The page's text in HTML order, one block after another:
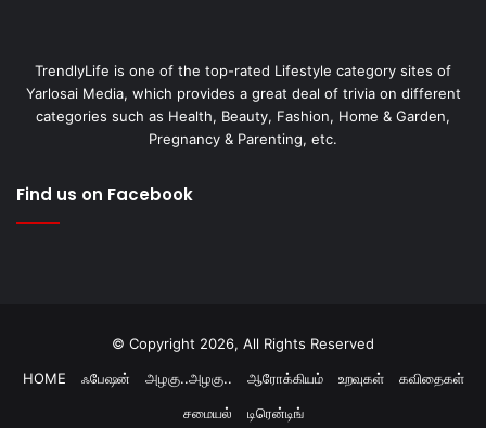
TrendlyLife is one of the top-rated Lifestyle category sites of
Yarlosai Media, which provides a great deal of trivia on different
categories such as Health, Beauty, Fashion, Home & Garden,
Pregnancy & Parenting, etc.
Find us on Facebook
© Copyright 2026, All Rights Reserved
HOME
ஃபேஷன் அழகு..அழகு.. ஆரோக்கியம் உறவுகள்
கவிதைகள்
சமையல்
டிரென்டிங்